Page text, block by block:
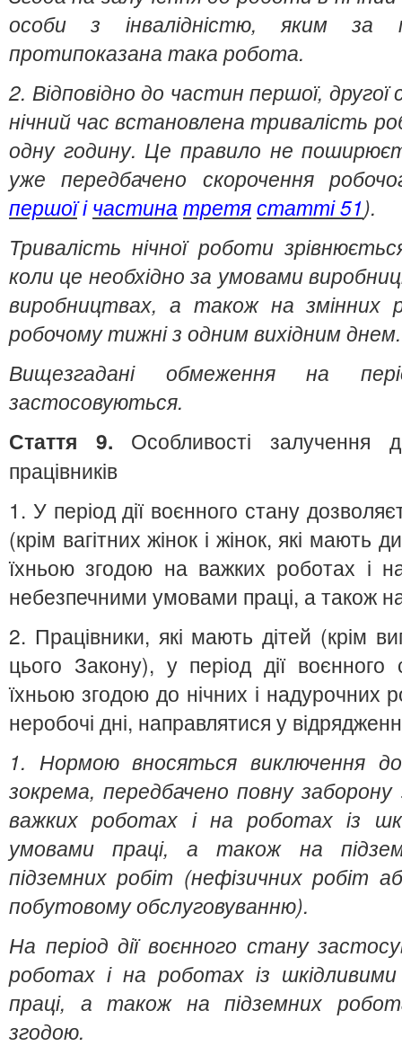
особи з інвалідністю, яким за
протипоказана така робота.
2. Відповідно до частин першої,
нічний час встановлена тривалість
одну годину. Це правило не
уже передбачено скорочення
першоїічастина третястатті51).
Тривалість нічної роботи
коли це необхідно за умовами
виробництвах, а також на змінних
робочому тижні з одним вихідним днем.
Вищезгадані обмеження на
застосовуються.
Стаття 9. Особливості залучення
працівників
1. У період дії воєнного стану
(крім вагітних жінок і жінок, які мають
їхньою згодою на важких роботах і
небезпечними умовами праці, а також
2. Працівники, які мають дітей (крім
цього Закону), у період дії
їхньою згодою до нічних і надурочних
неробочі дні, направлятися у
1. Нормою вносяться виключення
зокрема, передбачено повну заборону
важких роботах і на роботах із
умовами праці, а також на
підземних робіт (нефізичних робіт
побутовому обслуговуванню).
На період дії воєнного стану
роботах і на роботах із
праці, а також на підземних
згодою.